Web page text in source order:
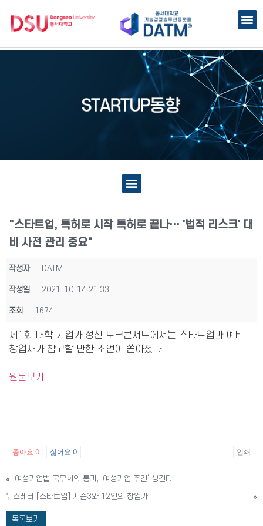
"스타트업, 특허로 시작 특허로 끝나··· '법적 리스크' 대
비 사전 관리 중요"
작성자 DATM
작성일 2021-10-14 21:33
조회 1674
제1회 대학 기업가 정신 토크콘서트에서는 스타트업과 예비
창업자가 참고할 만한 조언이 쏟아졌다.
원문보기
좋아요 0 싫어요 0 인쇄
«
여성기업법 국무회의 통과, ‘여성기업 주간‘ 생긴다
뉴스레터 [스타트업] 시즌3와 12인의 창업가
»
목록보기